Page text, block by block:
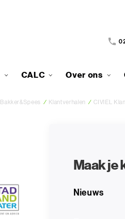
CALC Over ons
Bakker&Spees / Klantverhalen / CIVIEL
Maak je
Nieuws